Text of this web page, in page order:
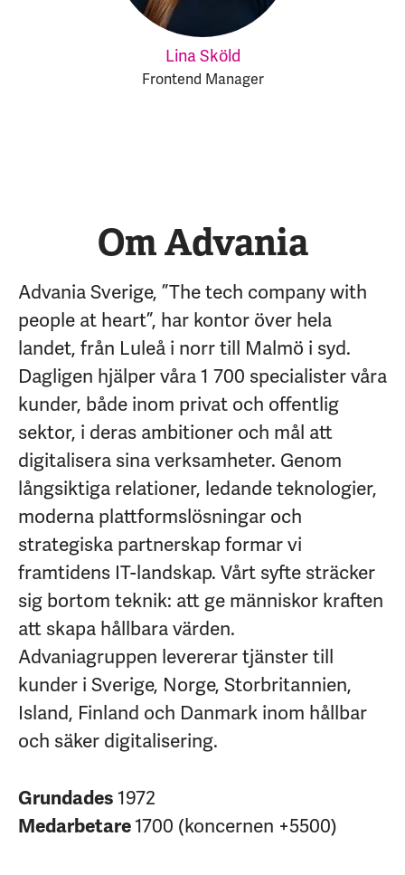
Lina Sköld
Frontend Manager
Om Advania
Advania Sverige, ”The tech company with
people at heart”, har kontor över hela
landet, från Luleå i norr till Malmö i syd.
Dagligen hjälper våra 1 700 specialister våra
kunder, både inom privat och offentlig
sektor, i deras ambitioner och mål att
digitalisera sina verksamheter. Genom
långsiktiga relationer, ledande teknologier,
moderna plattformslösningar och
strategiska partnerskap formar vi
framtidens IT-landskap. Vårt syfte sträcker
sig bortom teknik: att ge människor kraften
att skapa hållbara värden.
Advaniagruppen levererar tjänster till
kunder i Sverige, Norge, Storbritannien,
Island, Finland och Danmark inom hållbar
och säker digitalisering.
Grundades1972
Medarbetare1700 (koncernen +5500)